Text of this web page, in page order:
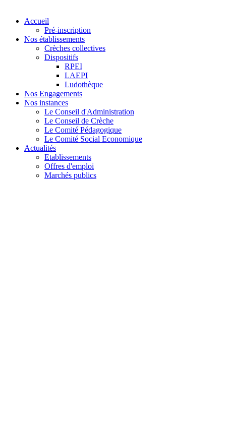
Accueil
Pré-inscription
Nos établissements
Crèches collectives
Dispositifs
RPEI
LAEPI
Ludothèque
Nos Engagements
Nos instances
Le Conseil d'Administration
Le Conseil de Crèche
Le Comité Pédagogique
Le Comité Social Economique
Actualités
Etablissements
Offres d'emploi
Marchés publics